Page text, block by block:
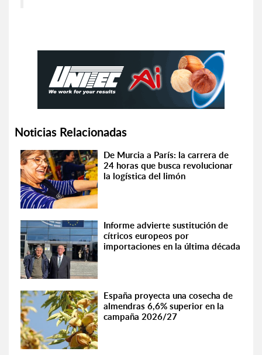
Noticias Relacionadas
De Murcia a París: la carrera de
24 horas que busca revolucionar
la logística del limón
Informe advierte sustitución de
cítricos europeos por
importaciones en la última década
España proyecta una cosecha de
almendras 6,6% superior en la
campaña 2026/27